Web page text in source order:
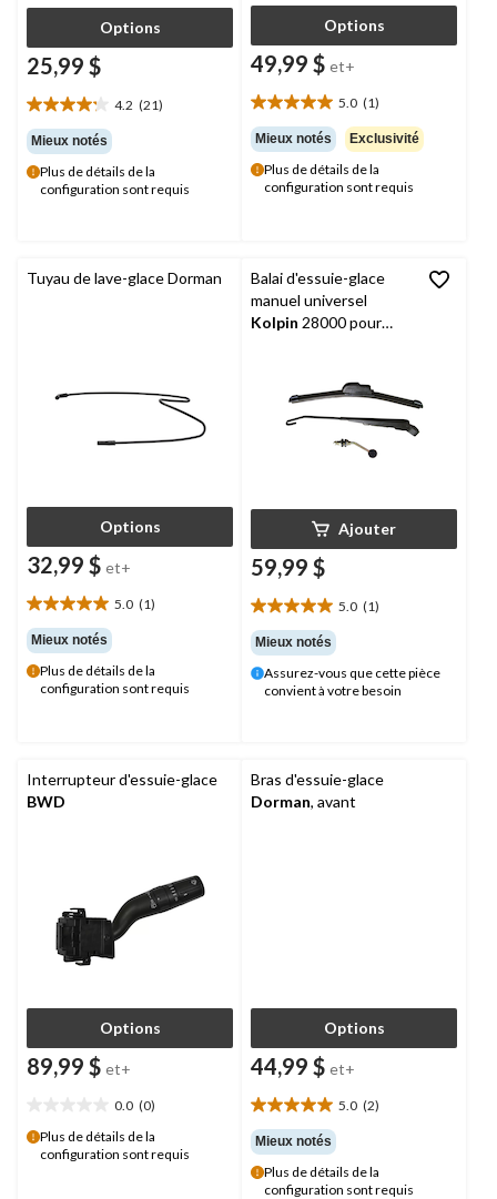
Options
25,99 $
4.2 (21)
4.2
étoile(s)
sur
5.
21
Mieux notés
Plus de détails de la
configuration sont requis
Options
49,99 $ et+
5.0 (1)
5.0
étoile(s)
sur
5.
Mieux notés Exclusivité
Plus de détails de la
configuration sont requis
Tuyau de lave-glace Dorman
Options
32,99 $ et+
5.0 (1)
5.0
étoile(s)
sur
5.
Mieux notés
Plus de détails de la
configuration sont requis
Balai d'essuie-glace
manuel universel
Kolpin 28000 pour
Ajouter
59,99 $
5.0 (1)
5.0
étoile(s)
sur
5.
Mieux notés
Assurez-vous que cette pièce
convient à votre besoin
Interrupteur d'essuie-glace
BWD
Options
89,99 $ et+
0.0 (0)
étoile(s)
sur
Plus de détails de la
configuration sont requis
Bras d'essuie-glace
Dorman, avant
Options
44,99 $ et+
5.0 (2)
5.0
étoile(s)
sur
5.
Mieux notés
Plus de détails de la
configuration sont requis